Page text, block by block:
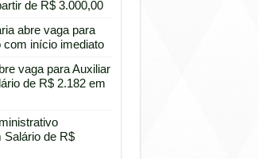
de R$ 3.000,00
abre vaga para
com início imediato
vaga para Auxiliar
de R$ 2.182 em
Salário de R$